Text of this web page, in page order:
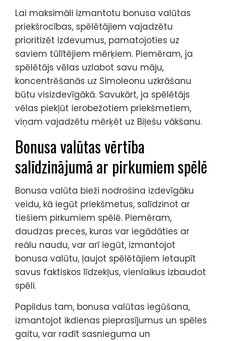
Lai maksimāli izmantotu bonusa valūtas
priekšrocības, spēlētājiem vajadzētu
prioritizēt izdevumus, pamatojoties uz
saviem tūlītējiem mērķiem. Piemēram, ja
spēlētājs vēlas uzlabot savu māju,
koncentrēšanās uz Simoleonu uzkrāšanu
būtu visizdevīgākā. Savukārt, ja spēlētājs
vēlas piekļūt ierobežotiem priekšmetiem,
viņam vajadzētu mērķēt uz Biļešu vākšanu.
Bonusa valūtas vērtība
salīdzinājumā ar pirkumiem spēlē
Bonusa valūta bieži nodrošina izdevīgāku
veidu, kā iegūt priekšmetus, salīdzinot ar
tiešiem pirkumiem spēlē. Piemēram,
daudzas preces, kuras var iegādāties ar
reālu naudu, var arī iegūt, izmantojot
bonusa valūtu, ļaujot spēlētājiem ietaupīt
savus faktiskos līdzekļus, vienlaikus izbaudot
spēli.
Papildus tam, bonusa valūtas iegūšana,
izmantojot ikdienas pieprasījumus un spēles
gaitu, var radīt sasnieguma un